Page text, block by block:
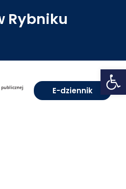
Open toolbar
Rybniku
E-dziennik